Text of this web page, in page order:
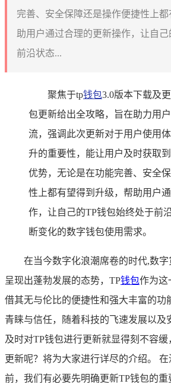
完善、安全保障还是操作便捷性上
助用户通过合理的更新操作，让自
前沿状态...
聚焦于tp钱包3.0版本下载及
包更新给出全攻略，旨在助力用
流，强调此次更新对于用户使用
升的重要性，能让用户及时获取
优势，无论是在功能完善、安全
性上都有望得到升级，帮助用户
作，让自己的TP钱包始终处于前
断变化的数字钱包使用需求。
在当今数字化浪潮席卷的时代,数
呈现出蓬勃发展的态势，TP钱包作为这
借其无与伦比的便捷性和强大丰富的功
青睐与信任，随着科技的飞速发展以及
及时对TP钱包进行更新就显得刻不容
更新呢？将为大家进行详尽的介绍。
前，我们有必要先明确更新TP钱包的